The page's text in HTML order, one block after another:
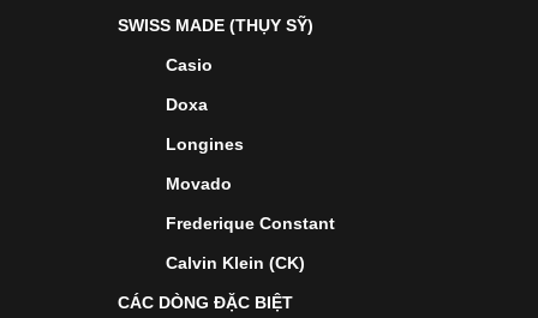
SWISS MADE (THỤY SỸ)
Casio
Doxa
Longines
Movado
Frederique Constant
Calvin Klein (CK)
CÁC DÒNG ĐẶC BIỆT